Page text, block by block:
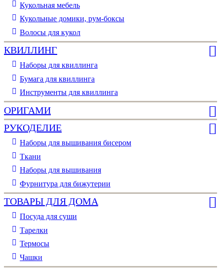
Кукольная мебель
Кукольные домики, рум-боксы
Волосы для кукол
КВИЛЛИНГ
Наборы для квиллинга
Бумага для квиллинга
Инструменты для квиллинга
ОРИГАМИ
РУКОДЕЛИЕ
Наборы для вышивания бисером
Ткани
Наборы для вышивания
Фурнитура для бижутерии
ТОВАРЫ ДЛЯ ДОМА
Посуда для суши
Тарелки
Термосы
Чашки